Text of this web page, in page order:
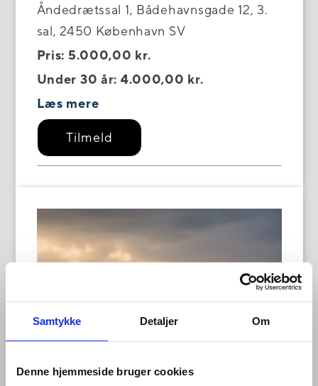
Samtykke Detaljer Om
Denne hjemmeside bruger cookies
Åndedrætssal 1, Bådehavnsgade 12, 3.
sal, 2450 København SV
Pris: 5.000,00 kr.
Under 30 år: 4.000,00 kr.
Læs mere
Tilmeld